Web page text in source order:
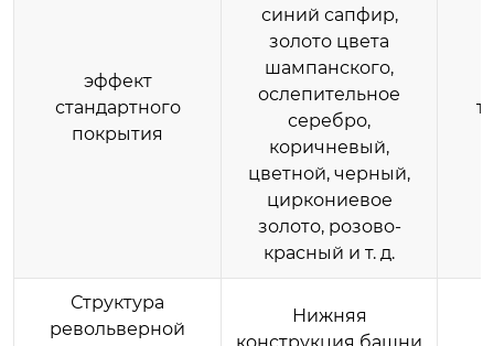
эффект
стандартного
покрытия
синий сапфир,
золото цвета
шампанского,
ослепительное
серебро,
коричневый,
цветной, черный,
циркониевое
золото, розово-
красный и т. д.
Структура
револьверной
Нижняя
конструкция башни